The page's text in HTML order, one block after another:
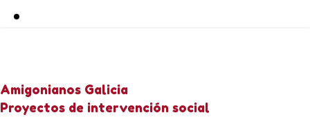
Amigonianos Galicia
Proyectos de intervención social